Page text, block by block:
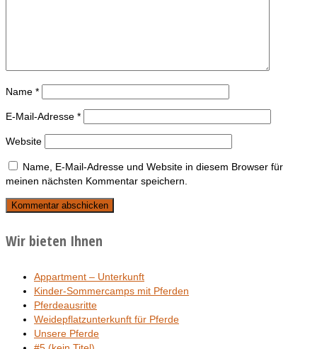
Name *
E-Mail-Adresse *
Website
Name, E-Mail-Adresse und Website in diesem Browser für
meinen nächsten Kommentar speichern.
Wir bieten Ihnen
Appartment – Unterkunft
Kinder-Sommercamps mit Pferden
Pferdeausritte
Weidepflatzunterkunft für Pferde
Unsere Pferde